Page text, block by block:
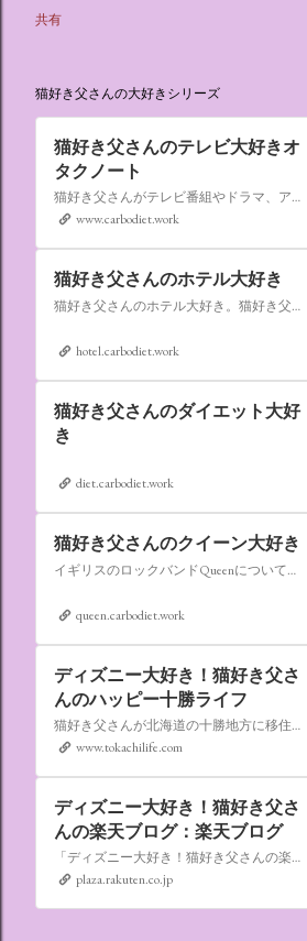
共有
猫好き父さんの大好きシリーズ
猫好き父さんのテレビ大好きオ
タクノート
猫好き父さんがテレビ番組やドラマ、アニメ、特撮ヒーロー,そしてダイエットについて書いたブログです。
www.carbodiet.work
猫好き父さんのホテル大好き
猫好き父さんのホテル大好き。猫好き父さんが宿泊したホテルの情報を徒然なるままに書いていきます。
hotel.carbodiet.work
猫好き父さんのダイエット大好
き
diet.carbodiet.work
猫好き父さんのクイーン大好き
イギリスのロックバンドQueenについての情報をアップします。
queen.carbodiet.work
ディズニー大好き！猫好き父さ
んのハッピー十勝ライフ
猫好き父さんが北海道の十勝地方に移住しました。なれない北海道の暮らしについてお伝えします。
www.tokachilife.com
ディズニー大好き！猫好き父さ
んの楽天ブログ：楽天ブログ
「ディズニー大好き！猫好き父さんの楽天ブログ」にようこそ！ いろんなブログサービスが廃止になるなか満を持して楽天ブログをはじめようと思います。 よろしくお願いいたします。
plaza.rakuten.co.jp